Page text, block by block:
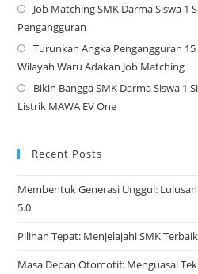
Job Matching SMK Darma Siswa 1
Pengangguran
Turunkan Angka Pengangguran
Wilayah Waru Adakan Job Matching
Bikin Bangga SMK Darma Siswa 1
Listrik MAWA EV One
Recent Posts
Membentuk Generasi Unggul:
5.0
Pilihan Tepat: Menjelajahi SMK
Masa Depan Otomotif: Menguasai